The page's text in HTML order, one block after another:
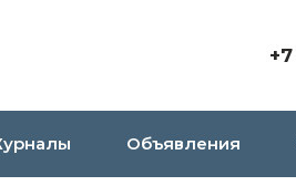
Объявления